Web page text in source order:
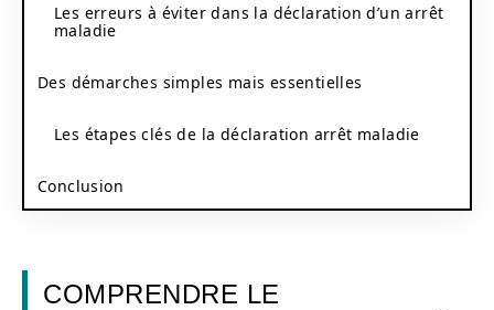
Les erreurs à éviter dans la déclaration d’un arrêt
maladie
Des démarches simples mais essentielles
Les étapes clés de la déclaration arrêt maladie
Conclusion
COMPRENDRE LE